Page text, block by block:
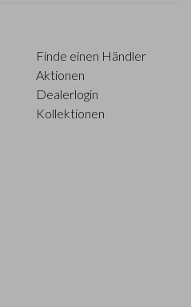
Finde einen Händler
Aktionen
Dealerlogin
Kollektionen